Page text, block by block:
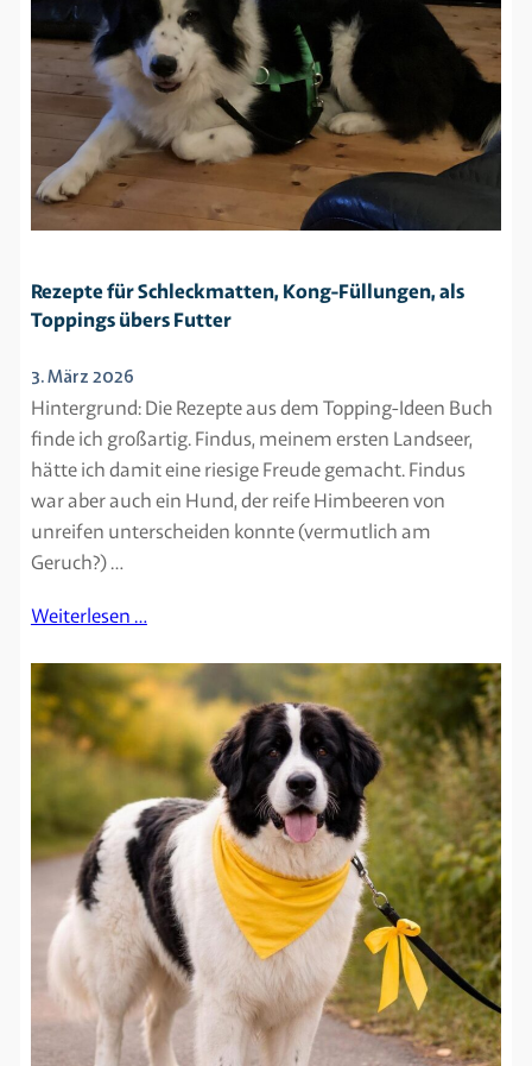
Rezepte für Schleckmatten, Kong-Füllungen, als
Toppings übers Futter
3. März 2026
Hintergrund: Die Rezepte aus dem Topping-Ideen Buch
finde ich großartig. Findus, meinem ersten Landseer,
hätte ich damit eine riesige Freude gemacht. Findus
war aber auch ein Hund, der reife Himbeeren von
unreifen unterscheiden konnte (vermutlich am
Geruch?) …
Weiterlesen …